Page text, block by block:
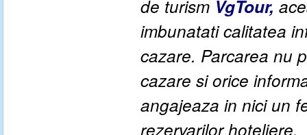
de turism VgTour,
imbunatati calitatea
cazare. Parcarea nu
cazare si orice
angajeaza in nici un
rezervarilor hoteliere.